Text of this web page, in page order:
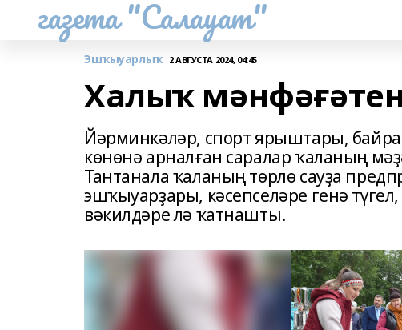
газета "Салауат"
Эшҡыуарлыҡ 2 АВГУСТА 2024, 04:45
Халыҡ
Йәрминкәләр, спорт ярыштары,
көнөнә арналған саралар ҡаланың
Тантанала ҡаланың төрлө сауҙа
эшҡыуарҙары, кәсепселәре генә
вәкилдәре лә ҡатнашты.